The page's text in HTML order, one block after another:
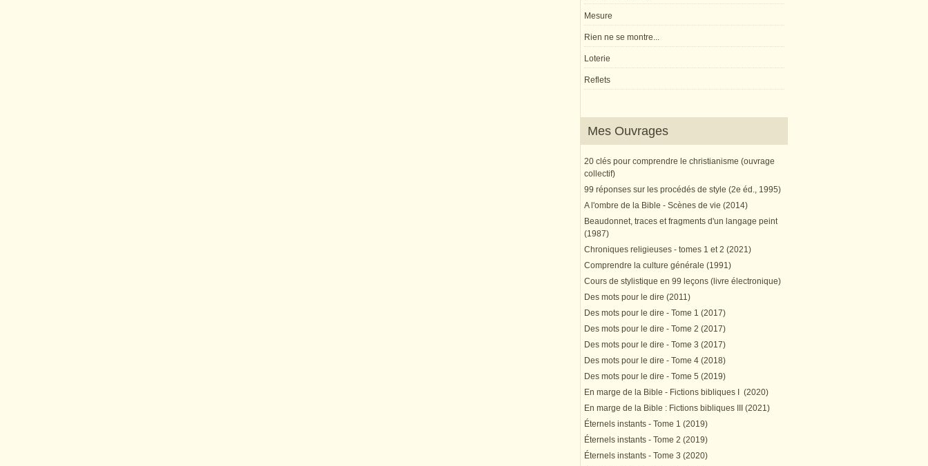
Mesure
Rien ne se montre...
Loterie
Reflets
Mes Ouvrages
20 clés pour comprendre le christianisme (ouvrage
collectif)
99 réponses sur les procédés de style (2e éd., 1995)
A l'ombre de la Bible - Scènes de vie (2014)
Beaudonnet, traces et fragments d'un langage peint
(1987)
Chroniques religieuses - tomes 1 et 2 (2021)
Comprendre la culture générale (1991)
Cours de stylistique en 99 leçons (livre électronique)
Des mots pour le dire (2011)
Des mots pour le dire - Tome 1 (2017)
Des mots pour le dire - Tome 2 (2017)
Des mots pour le dire - Tome 3 (2017)
Des mots pour le dire - Tome 4 (2018)
Des mots pour le dire - Tome 5 (2019)
En marge de la Bible - Fictions bibliques I (2020)
En marge de la Bible : Fictions bibliques III (2021)
Éternels instants - Tome 1 (2019)
Éternels instants - Tome 2 (2019)
Éternels instants - Tome 3 (2020)